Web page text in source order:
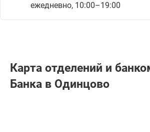
ежедневно, 10:00–19:00
Карта отделений и
Банкa в Одинцово